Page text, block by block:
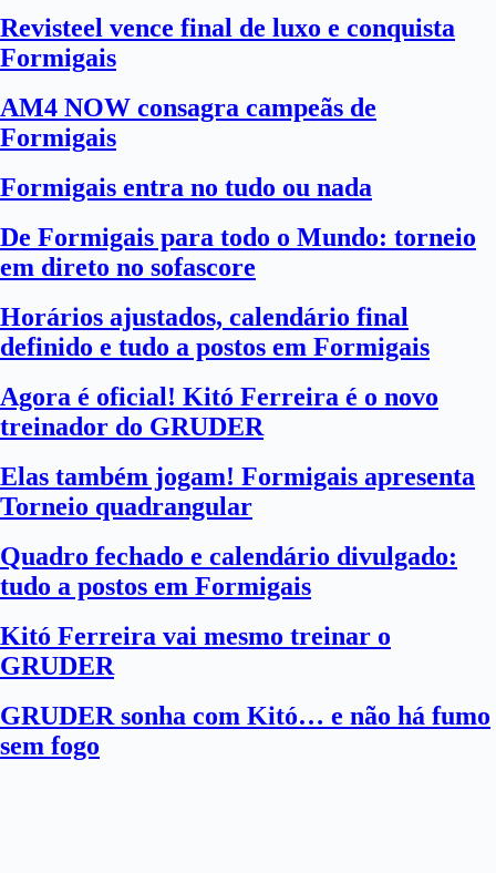
Revisteel vence final de luxo e conquista
Formigais
AM4 NOW consagra campeãs de
Formigais
Formigais entra no tudo ou nada
De Formigais para todo o Mundo: torneio
em direto no sofascore
Horários ajustados, calendário final
definido e tudo a postos em Formigais
Agora é oficial! Kitó Ferreira é o novo
treinador do GRUDER
Elas também jogam! Formigais apresenta
Torneio quadrangular
Quadro fechado e calendário divulgado:
tudo a postos em Formigais
Kitó Ferreira vai mesmo treinar o
GRUDER
GRUDER sonha com Kitó… e não há fumo
sem fogo